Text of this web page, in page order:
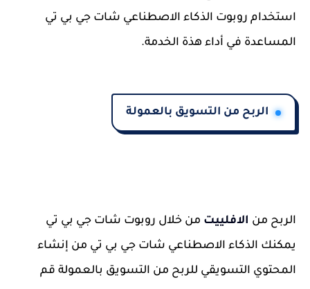
استخدام روبوت الذكاء الاصطناعي شات جي بي تي
المساعدة في أداء هذة الخدمة.
الربح من التسويق بالعمولة
الربح من الافلييت من خلال روبوت شات جي بي تي
يمكنك الذكاء الاصطناعي شات جي بي تي من إنشاء
المحتوي التسويقي للربح من التسويق بالعمولة قم